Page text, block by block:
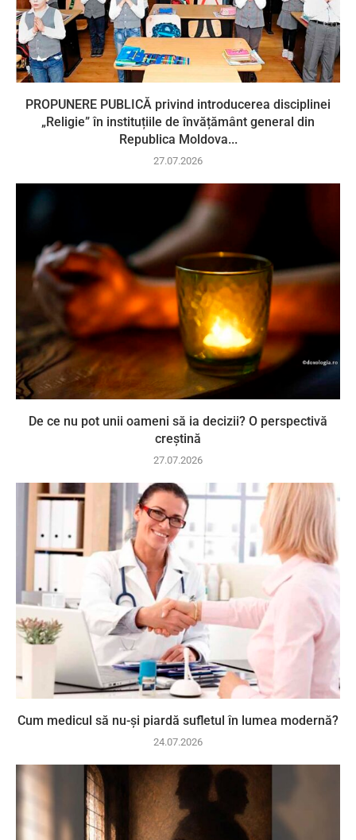
PROPUNERE PUBLICĂ privind introducerea disciplinei
„Religie” în instituțiile de învățământ general din
Republica Moldova...
27.07.2026
De ce nu pot unii oameni să ia decizii? O perspectivă
creștină
27.07.2026
Cum medicul să nu-și piardă sufletul în lumea modernă?
24.07.2026